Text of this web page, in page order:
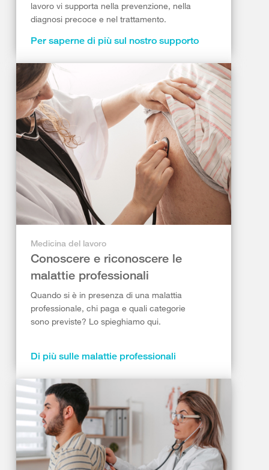
lavoro vi supporta nella prevenzione, nella
diagnosi precoce e nel trattamento.
Per saperne di più sul nostro supporto
Medicina del lavoro
Conoscere e riconoscere le
malattie professionali
Quando si è in presenza di una malattia
professionale, chi paga e quali categorie
sono previste? Lo spieghiamo qui.
Di più sulle malattie professionali